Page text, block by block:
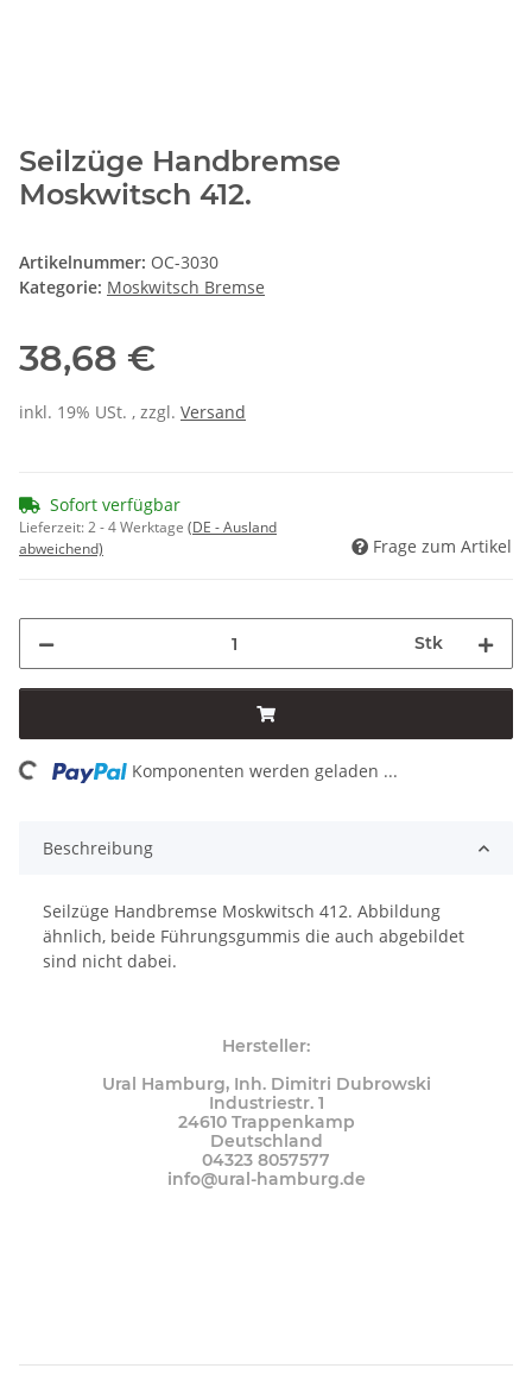
Seilzüge Handbremse
Moskwitsch 412.
Artikelnummer: OC-3030
Kategorie: Moskwitsch Bremse
38,68 €
inkl. 19% USt. , zzgl. Versand
Sofort verfügbar
Lieferzeit:2 - 4 Werktage (DE - Ausland
abweichend)
Frage zum Artikel
Stk
Komponenten werden geladen ...
Beschreibung
Seilzüge Handbremse Moskwitsch 412. Abbildung
ähnlich, beide Führungsgummis die auch abgebildet
sind nicht dabei.
Hersteller:
Ural Hamburg, Inh. Dimitri Dubrowski
Industriestr. 1
24610 Trappenkamp
Deutschland
04323 8057577
info@ural-hamburg.de